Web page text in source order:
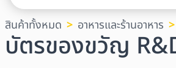
สินค้าทั้งหมด อาหารและร้านอาหาร
บัตรของขวัญ